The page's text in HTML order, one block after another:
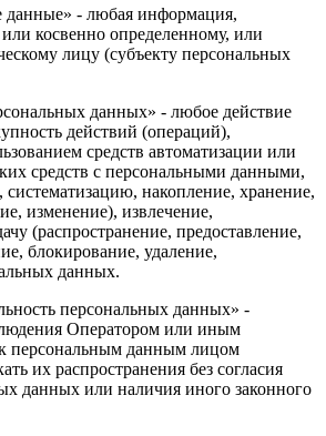
данные» - любая информация,
косвенно определенному, или
лицу (субъекту персональных
данных» - любое действие
действий (операций),
средств автоматизации или
средств с персональными данными,
систематизацию, накопление, хранение,
изменение), извлечение,
(распространение, предоставление,
блокирование, удаление,
данных.
персональных данных» -
Оператором или иным
персональным данным лицом
их распространения без согласия
данных или наличия иного законного